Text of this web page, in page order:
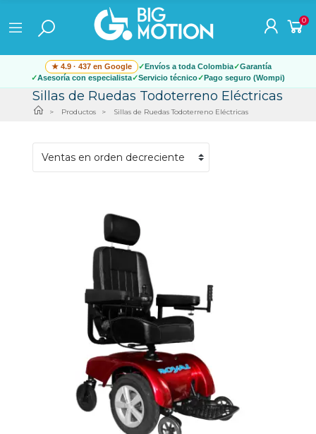
0
★ 4.9 · 437 en Google Envíos a toda Colombia
Garantía
Asesoría con especialista
Servicio técnico Pago seguro (Wompi)
Sillas de Ruedas Todoterreno Eléctricas
Productos Sillas de Ruedas Todoterreno Eléctricas